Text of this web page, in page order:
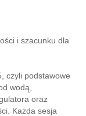
i szacunku dla
czyli podstawowe
wodą,
oraz
Każda sesja